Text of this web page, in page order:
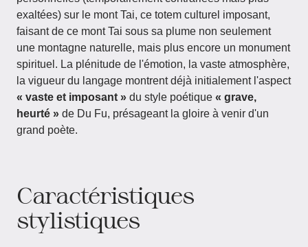
exaltées) sur le mont Tai, ce totem culturel imposant,
faisant de ce mont Tai sous sa plume non seulement
une montagne naturelle, mais plus encore un monument
spirituel. La plénitude de l'émotion, la vaste atmosphère,
la vigueur du langage montrent déjà initialement l'aspect
« vaste et imposant » du style poétique « grave,
heurté » de Du Fu, présageant la gloire à venir d'un
grand poète.
Caractéristiques
stylistiques